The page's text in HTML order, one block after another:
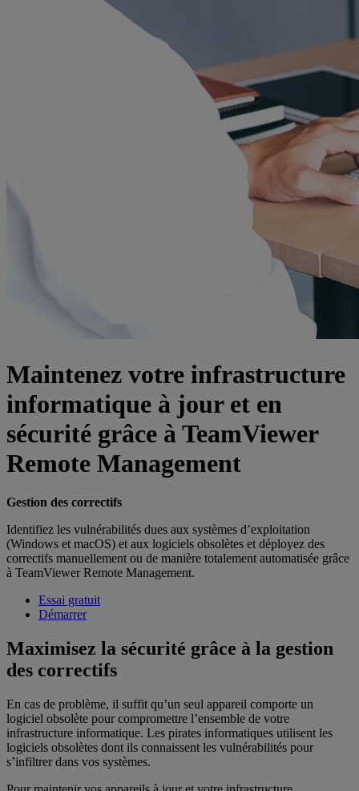
Maintenez votre infrastructure
informatique à jour et en
sécurité grâce à TeamViewer
Remote Management
Gestion des correctifs
Identifiez les vulnérabilités dues aux systèmes d’exploitation
(Windows et macOS) et aux logiciels obsolètes et déployez des
correctifs manuellement ou de manière totalement automatisée grâce
à TeamViewer Remote Management.
Essai gratuit
Démarrer
Maximisez la sécurité grâce à la gestion
des correctifs
En cas de problème, il suffit qu’un seul appareil comporte un
logiciel obsolète pour compromettre l’ensemble de votre
infrastructure informatique. Les pirates informatiques utilisent les
logiciels obsolètes dont ils connaissent les vulnérabilités pour
s’infiltrer dans vos systèmes.